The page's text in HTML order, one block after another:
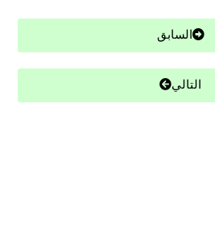
السابق
التالي